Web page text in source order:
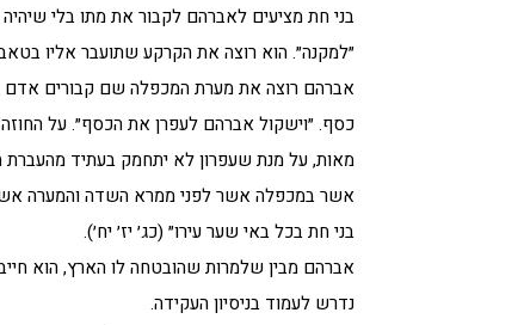
בני חת מציעים לאברהם לקבור את מתו בלי
״למקנה״. הוא רוצה את הקרקע שתועבר אליו
אברהם רוצה את מערת המכפלה שם קבורים אדם
כסף. ״וישקול אברהם לעפרן את הכסף״. על החוזה
מאות, על מנת שעפרון לא יתחמק בעתיד מהעברת
אשר במכפלה אשר לפני ממרא השדה והמערה
בני חת בכל באי שער עירו״ (כג׳ יז׳ יח׳).
אברהם מבין שלמרות שהובטחה לו הארץ, הוא
נדרש לעמוד בניסיון העקידה.